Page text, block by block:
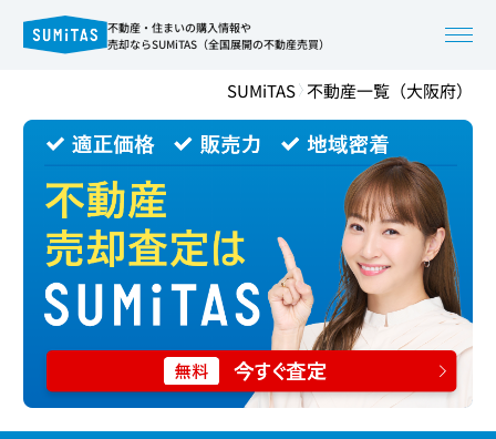
不動産・住まいの購入情報や
売却ならSUMiTAS（全国展開の不動産売買）
SUMiTAS 不動産一覧（大阪府）